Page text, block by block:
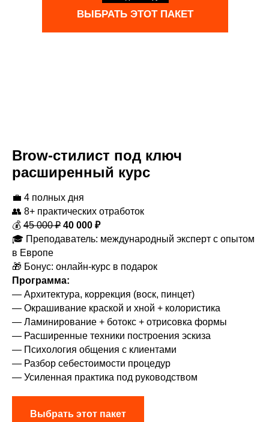
ВЫБРАТЬ ЭТОТ ПАКЕТ
Brow-стилист под ключ
расширенный курс
💼 4 полных дня
👥 8+ практических отработок
💰 45 000 ₽ 40 000 ₽
🎓 Преподаватель: международный эксперт с опытом
в Европе
🎁 Бонус: онлайн-курс в подарок
Программа:
— Архитектура, коррекция (воск, пинцет)
— Окрашивание краской и хной + колористика
— Ламинирование + ботокс + отрисовка формы
— Расширенные техники построения эскиза
— Психология общения с клиентами
— Разбор себестоимости процедур
— Усиленная практика под руководством
Выбрать этот пакет